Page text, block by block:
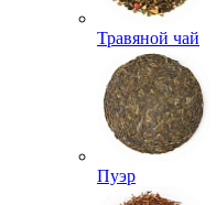
Травяной чай
Пуэр